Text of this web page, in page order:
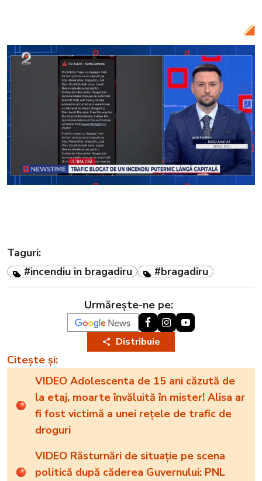
Taguri:
#incendiu in bragadiru
#bragadiru
Urmărește-ne pe:
Distribuie
Citește și:
VIDEO Adolescenta de 15 ani căzută de
la etaj, moarte învăluită în mister! Alisa ar
fi fost victimă a unei rețele de trafic de
droguri
VIDEO Răsturnări de situație pe scena
politică după căderea Guvernului: PNL